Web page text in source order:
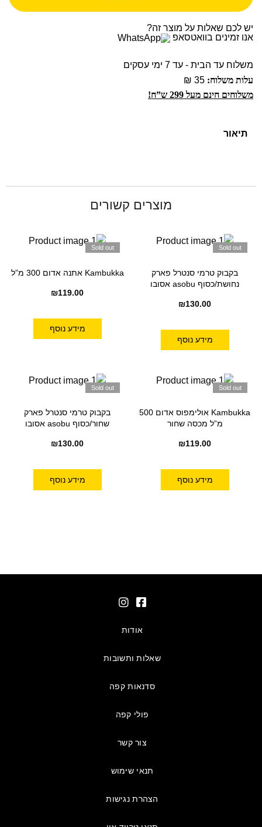
יש לכם שאלות על מוצר זה?
אנו זמינים בוואטסאפ
משלוח עד הבית - עד 7 ימי עסקים
עלות משלוח:
משלוחים חינם מעל 299 ש”ח!
תיאור
מוצרים קשורים
Sold out
בקבוק טרמי סנטרל פארק
נחושת/כסוף asobu אסובו
₪130.00
מידע נוסף
Sold out
Kambukka אתנה אדום 300 מ”ל
₪119.00
מידע נוסף
Sold out
Kambukka אולימפוס אדום 500
מ”ל מכסה שחור
₪119.00
מידע נוסף
Sold out
בקבוק טרמי סנטרל פארק
שחור/כסוף asobu אסובו
₪130.00
מידע נוסף
אודות
שאלות ותשובות
סדנאות קפה
פולי קפה
צור קשר
תנאי שימוש
הצהרת נגישות